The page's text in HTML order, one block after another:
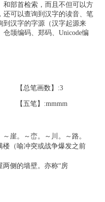
和部首检索，而且不但可以方
还可以查询到汉字的读音、笔
到汉字的字源（汉字起源来
颉编码、郑码、Unicode编
【总笔画数】:3
【五笔】:mmmm
崖。～峦。～川。～路。
楼（喻冲突或战争爆发之前
侧的墙壁。亦称“房